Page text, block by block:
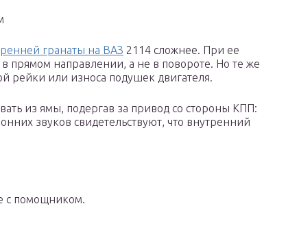
гранаты на ВАЗ 2114 сложнее. При ее
прямом направлении, а не в повороте. Но те же
рейки или износа подушек двигателя.
из ямы, подергав за привод со стороны КПП:
звуков свидетельствуют, что внутренний
с помощником.